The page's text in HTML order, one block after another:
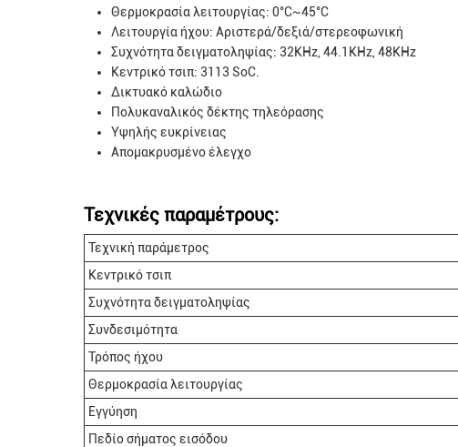
Θερμοκρασία λειτουργίας: 0°C~45°C
Λειτουργία ήχου: Αριστερά/δεξιά/στερεοφωνική
Συχνότητα δειγματοληψίας: 32KHz, 44.1KHz, 48KHz
Κεντρικό τσιπ: 3113 SoC.
Δικτυακό καλώδιο
Πολυκαναλικός δέκτης τηλεόρασης
Υψηλής ευκρίνειας
Απομακρυσμένο έλεγχο
Τεχνικές παραμέτρους:
Τεχνική παράμετρος
Κεντρικό τσιπ
Συχνότητα δειγματοληψίας
Συνδεσιμότητα
Τρόπος ήχου
Θερμοκρασία λειτουργίας
Εγγύηση
Πεδίο σήματος εισόδου